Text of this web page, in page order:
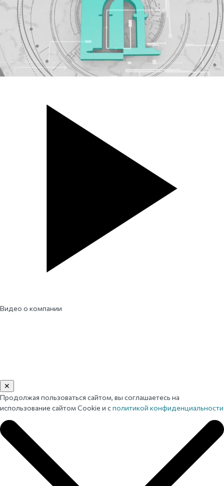
Видео о компании
✕
Продолжая пользоваться сайтом, вы соглашаетесь на
использование сайтом Cookie и сполитикой конфиденциальности